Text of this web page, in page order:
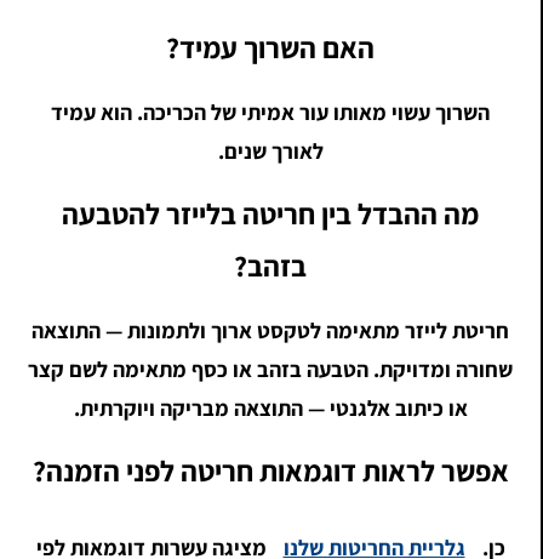
האם השרוך עמיד?
השרוך עשוי מאותו עור אמיתי של הכריכה. הוא עמיד
לאורך שנים.
מה ההבדל בין חריטה בלייזר להטבעה
בזהב?
חריטת לייזר מתאימה לטקסט ארוך ולתמונות — התוצאה
שחורה ומדויקת. הטבעה בזהב או כסף מתאימה לשם קצר
או כיתוב אלגנטי — התוצאה מבריקה ויוקרתית.
אפשר לראות דוגמאות חריטה לפני הזמנה?
כן. גלריית החריטות שלנו
מציגה עשרות דוגמאות לפי